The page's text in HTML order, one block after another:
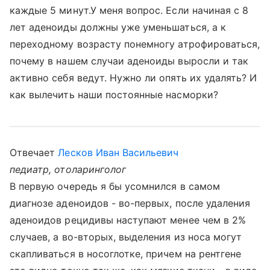
каждые 5 минут.У меня вопрос. Если начиная с 8
лет аденоиды должны уже уменьшаться, а к
переходному возрасту понемногу атрофироваться,
почему в нашем случаи аденоиды выросли и так
активно себя ведут. Нужно ли опять их удалять? И
как вылечить наши постоянные насморки?
ОтвечаетЛесков Иван Васильевич
педиатр, отоларинголог
В первую очередь я бы усомнился в самом
диагнозе аденоидов - во-первых, после удаления
аденоидов рецидивы наступают менее чем в 2%
случаев, а во-вторых, выделения из носа могут
скапливаться в носоглотке, причем на рентгене